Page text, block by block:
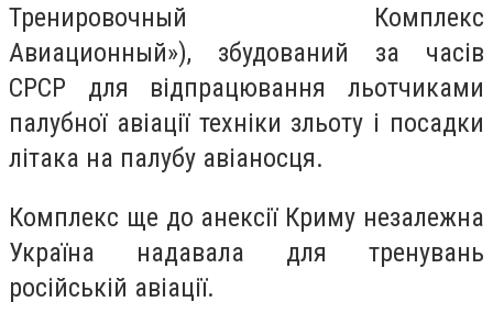
Тренировочный Комплекс
Авиационный»), збудований за часів
СРСР для відпрацювання льотчиками
палубної авіації техніки зльоту і посадки
літака на палубу авіаносця.
Комплекс ще до анексії Криму незалежна
Україна надавала для тренувань
російській авіації.